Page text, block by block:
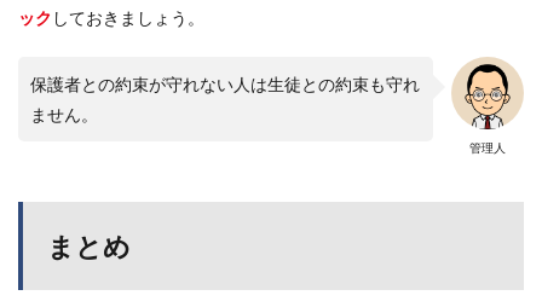
ック しておきましょう。
管理人
保護者との約束が守れない人は生徒との約束も守れ
ません。
まとめ